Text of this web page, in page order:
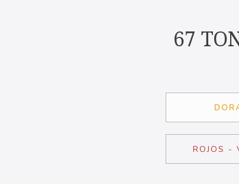
67
ROJOS -